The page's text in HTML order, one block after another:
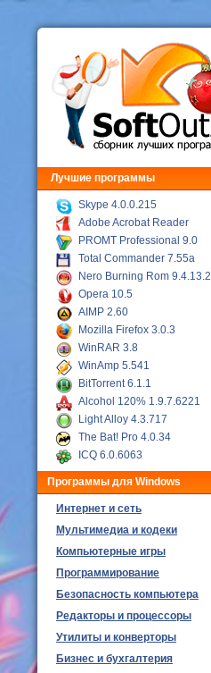
Лучшие программы
Skype 4.0.0.215
Adobe Acrobat Reader
PROMT Professional 9.0
Total Commander 7.55a
Nero Burning Rom 9.4.13.2
Opera 10.5
AIMP 2.60
Mozilla Firefox 3.0.3
WinRAR 3.8
WinAmp 5.541
BitTorrent 6.1.1
Alcohol 120% 1.9.7.6221
Light Alloy 4.3.717
The Bat! Pro 4.0.34
ICQ 6.0.6063
Программы для Windows
Интернет и сеть
Мультимедиа и кодеки
Компьютерные игры
Программирование
Безопасность компьютера
Редакторы и процессоры
Утилиты и конверторы
Бизнес и бухгалтерия